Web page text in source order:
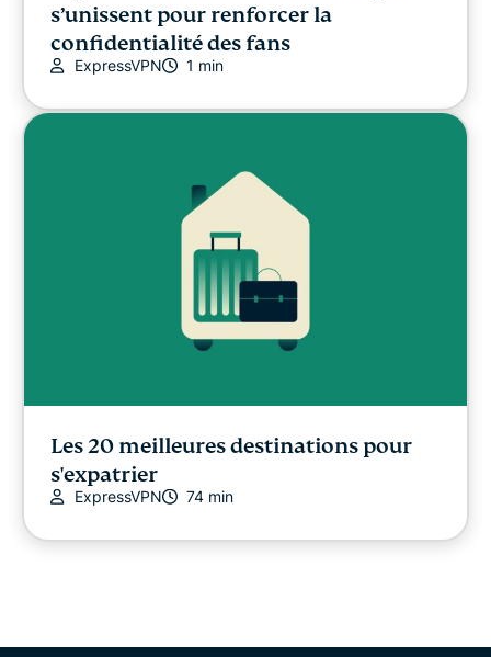
s’unissent pour renforcer la
confidentialité des fans
ExpressVPN 1 min
Les 20 meilleures destinations pour
s'expatrier
ExpressVPN 74 min